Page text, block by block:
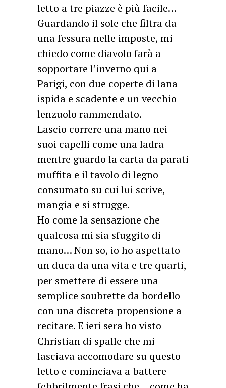
letto a tre piazze è più facile…
Guardando il sole che filtra da
una fessura nelle imposte, mi
chiedo come diavolo farà a
sopportare l’inverno qui a
Parigi, con due coperte di lana
ispida e scadente e un vecchio
lenzuolo rammendato.
Lascio correre una mano nei
suoi capelli come una ladra
mentre guardo la carta da parati
muffita e il tavolo di legno
consumato su cui lui scrive,
mangia e si strugge.
Ho come la sensazione che
qualcosa mi sia sfuggito di
mano… Non so, io ho aspettato
un duca da una vita e tre quarti,
per smettere di essere una
semplice soubrette da bordello
con una discreta propensione a
recitare. E ieri sera ho visto
Christian di spalle che mi
lasciava accomodare su questo
letto e cominciava a battere